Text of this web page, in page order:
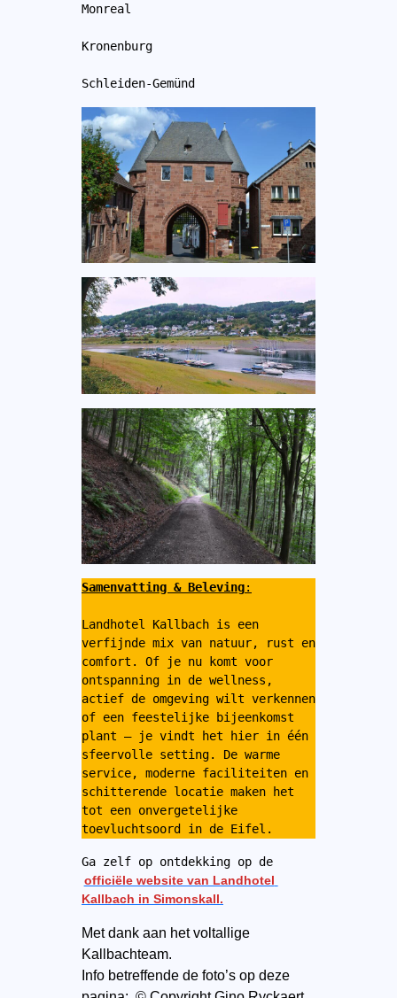
Monreal
Kronenburg
Schleiden-Gemünd
Samenvatting & Beleving:
Landhotel Kallbach is een
verfijnde mix van natuur, rust en
comfort. Of je nu komt voor
ontspanning in de wellness,
actief de omgeving wilt verkennen
of een feestelijke bijeenkomst
plant – je vindt het hier in één
sfeervolle setting. De warme
service, moderne faciliteiten en
schitterende locatie maken het
tot een onvergetelijke
toevluchtsoord in de Eifel.
Ga zelf op ontdekking op de
officiële website van Landhotel
Kallbach in Simonskall.
Met dank aan het voltallige
Kallbachteam.
Info betreffende de foto’s op deze